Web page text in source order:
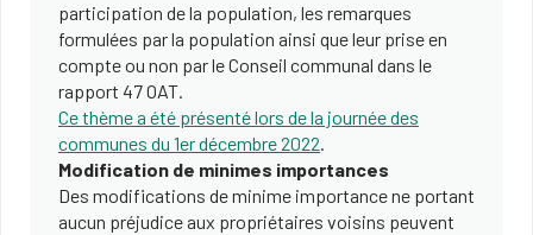
participation de la population, les remarques
formulées par la population ainsi que leur prise en
compte ou non par le Conseil communal dans le
rapport 47 OAT.
Ce thème a été présenté lors de la journée des
communes du 1er décembre 2022.
Modification de minimes importances
Des modifications de minime importance ne portant
aucun préjudice aux propriétaires voisins peuvent